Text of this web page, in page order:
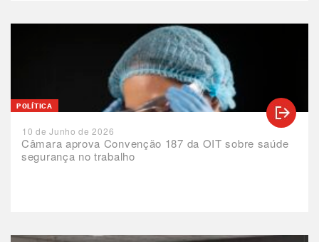
Câmara aprova Convenção 187 da OIT sobre saúde
segurança no trabalho
POLÍTICA
10 de Junho de 2026